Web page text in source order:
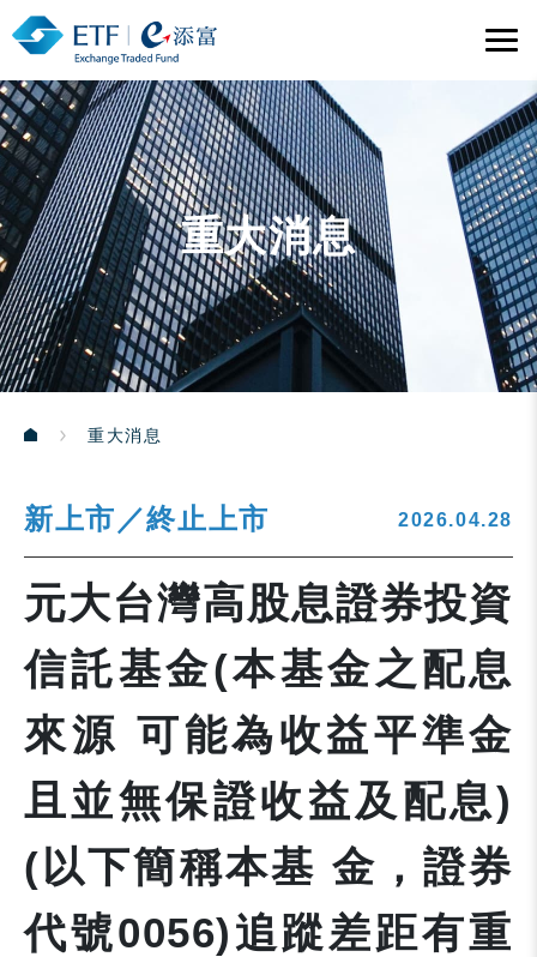
重大消息
重大消息
新上市／終止上市 2026.04.28
元大台灣高股息證券投資
信託基金(本基金之配息
來源 可能為收益平準金
且並無保證收益及配息)
(以下簡稱本基 金，證券
代號0056)追蹤差距有重